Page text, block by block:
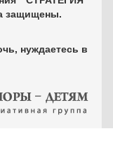
защищены.
нуждаетесь в